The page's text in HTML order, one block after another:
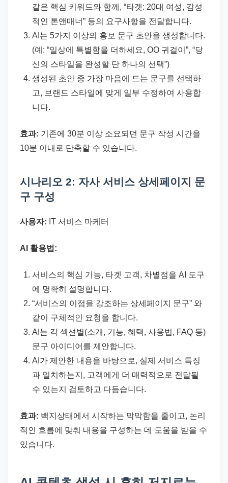
같은 핵심 키워드와 함께, “타겟: 20대 여성, 감성
적인 톤앤매너” 등의 요구사항을 전달합니다.
AI는 5가지 이상의 홍보 문구 초안을 생성합니다.
(예: “일상에 특별함을 더하세요, OO 귀걸이”, “당
신의 스타일을 완성할 단 하나의 선택”)
생성된 초안 중 가장 마음에 드는 문구를 선택하
고, 브랜드 스타일에 맞게 일부 수정하여 사용합
니다.
효과: 기존에 30분 이상 소요되던 문구 작성 시간을
10분 이내로 단축할 수 있습니다.
시나리오 2: 자사 서비스 상세페이지 문
구 구성
사용자: IT 서비스 마케터
AI 활용법:
서비스의 핵심 기능, 타겟 고객, 차별점을 AI 도구
에 명확히 설명합니다.
“서비스의 이점을 강조하는 상세페이지 문구” 와
같이 구체적인 요청을 합니다.
AI는 각 섹션별(소개, 기능, 혜택, 사용법, FAQ 등)
문구 아이디어를 제안합니다.
AI가 제안한 내용을 바탕으로, 실제 서비스 특징
과 일치하는지, 고객에게 더 매력적으로 전달될
수 있는지 검토하고 다듬습니다.
효과: 백지상태에서 시작하는 막막함을 줄이고, 논리
적인 흐름에 맞춰 내용을 구성하는 데 도움을 받을 수
있습니다.